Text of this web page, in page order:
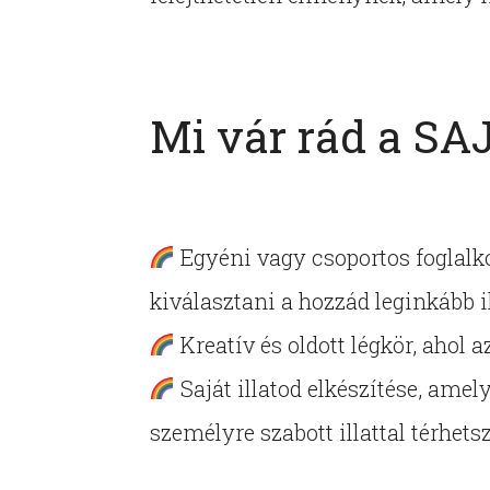
Mi vár rád a
Egyéni vagy csoportos
kiválasztani a hozzád leginkább
Kreatív és oldott légkör, ahol
Saját illatod elkészítése,
személyre szabott illattal